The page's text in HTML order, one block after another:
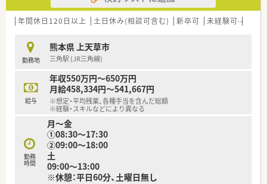
年間休日120日以上 土日休み(相談可含む) 新卒可 未経験可
勤務地
熊本県 上天草市
三角駅 (JR三角線)
給与
年収550万円～650万円
月給458,334円～541,667円
※想定・平均残業、各種手当を含んだ総額
※経験・スキルなどにより異なる
勤務
時間
月～金
①08:30～17:30
②09:00～18:00
土
09:00～13:00
※休憩：平日60分、土曜日無し